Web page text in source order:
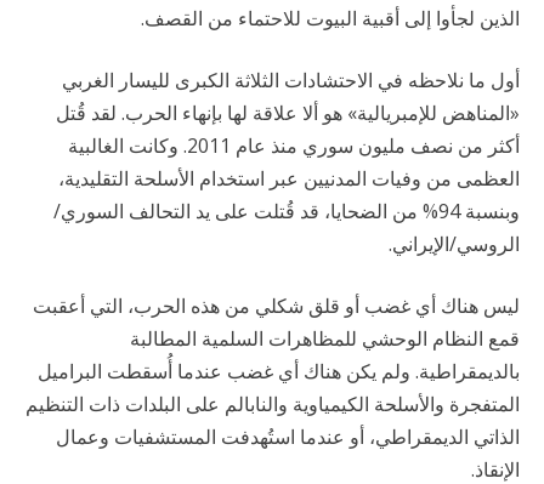
الذين لجأوا إلى أقبية البيوت للاحتماء من القصف.
أول ما نلاحظه في الاحتشادات الثلاثة الكبرى لليسار الغربي
«المناهض للإمبريالية» هو ألا علاقة لها بإنهاء الحرب. لقد قُتل
أكثر من نصف مليون سوري منذ عام 2011. وكانت الغالبية
العظمى من وفيات المدنيين عبر استخدام الأسلحة التقليدية،
وبنسبة 94% من الضحايا، قد قُتلت على يد التحالف السوري/
الروسي/الإيراني.
ليس هناك أي غضب أو قلق شكلي من هذه الحرب، التي أعقبت
قمع النظام الوحشي للمظاهرات السلمية المطالبة
بالديمقراطية. ولم يكن هناك أي غضب عندما أُسقطت البراميل
المتفجرة والأسلحة الكيمياوية والنابالم على البلدات ذات التنظيم
الذاتي الديمقراطي، أو عندما استُهدفت المستشفيات وعمال
الإنقاذ.